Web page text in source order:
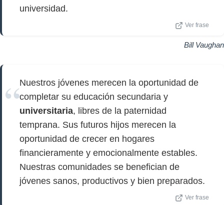
universidad.
Ver frase
Bill Vaughan
Nuestros jóvenes merecen la oportunidad de
completar su educación secundaria y
universitaria, libres de la paternidad
temprana. Sus futuros hijos merecen la
oportunidad de crecer en hogares
financieramente y emocionalmente estables.
Nuestras comunidades se benefician de
jóvenes sanos, productivos y bien preparados.
Ver frase